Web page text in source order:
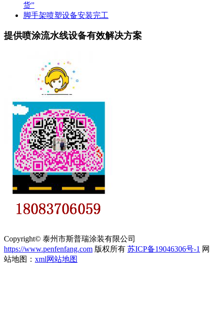
货”
脚手架喷塑设备安装完工
提供喷涂流水线设备有效解决方案
Copyright© 泰州市斯普瑞涂装有限公司
https://www.penfenfang.com 版权所有 苏ICP备19046306号-1 网
站地图： xml网站地图